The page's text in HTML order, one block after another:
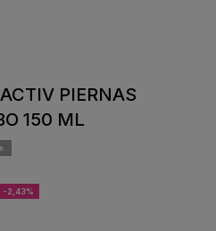
PIERNAS
150 ML
-2,43%